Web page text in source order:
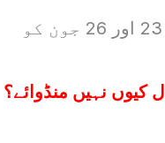
تفصیلات کے مطابق پرو ہاکی لیگ کے تحت دونوں ٹیموں کے درمیان 23 اور 26 جون کو
کیوں نہیں منڈوائے؟